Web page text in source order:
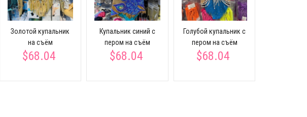
Золотой купальник
на съём
$68.04
Купальник синий с
пером на съём
$68.04
Голубой купальник с
пером на съём
$68.04